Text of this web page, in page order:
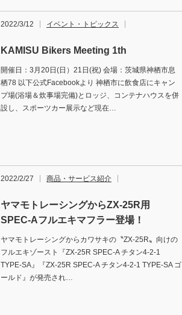
2022/3/12 イベント・トピックス
KAMISU Bikers Meeting 1th
開催日：3月20日(日）21日(祝) 会場：茨城県神栖市息
栖78 以下公式Facebookより 神栖市に飲食店にキャン
プ場(浴場＆炊事場完備)とロッジ、コンテナハウスを併
設し、スポーツカー展示など現在…
2022/2/27 商品・サービス紹介
ヤマモトレーシングからZX-25R用
SPEC-Aフルエキマフラー登場！
ヤマモトレーシングからカワサキの〝ZX-25R〟向けの
フルエキゾースト『ZX-25R SPEC-A チタン4-2-1
TYPE-SA』『ZX-25R SPEC-A チタン4-2-1 TYPE-SA ゴ
ールド』が発売され…